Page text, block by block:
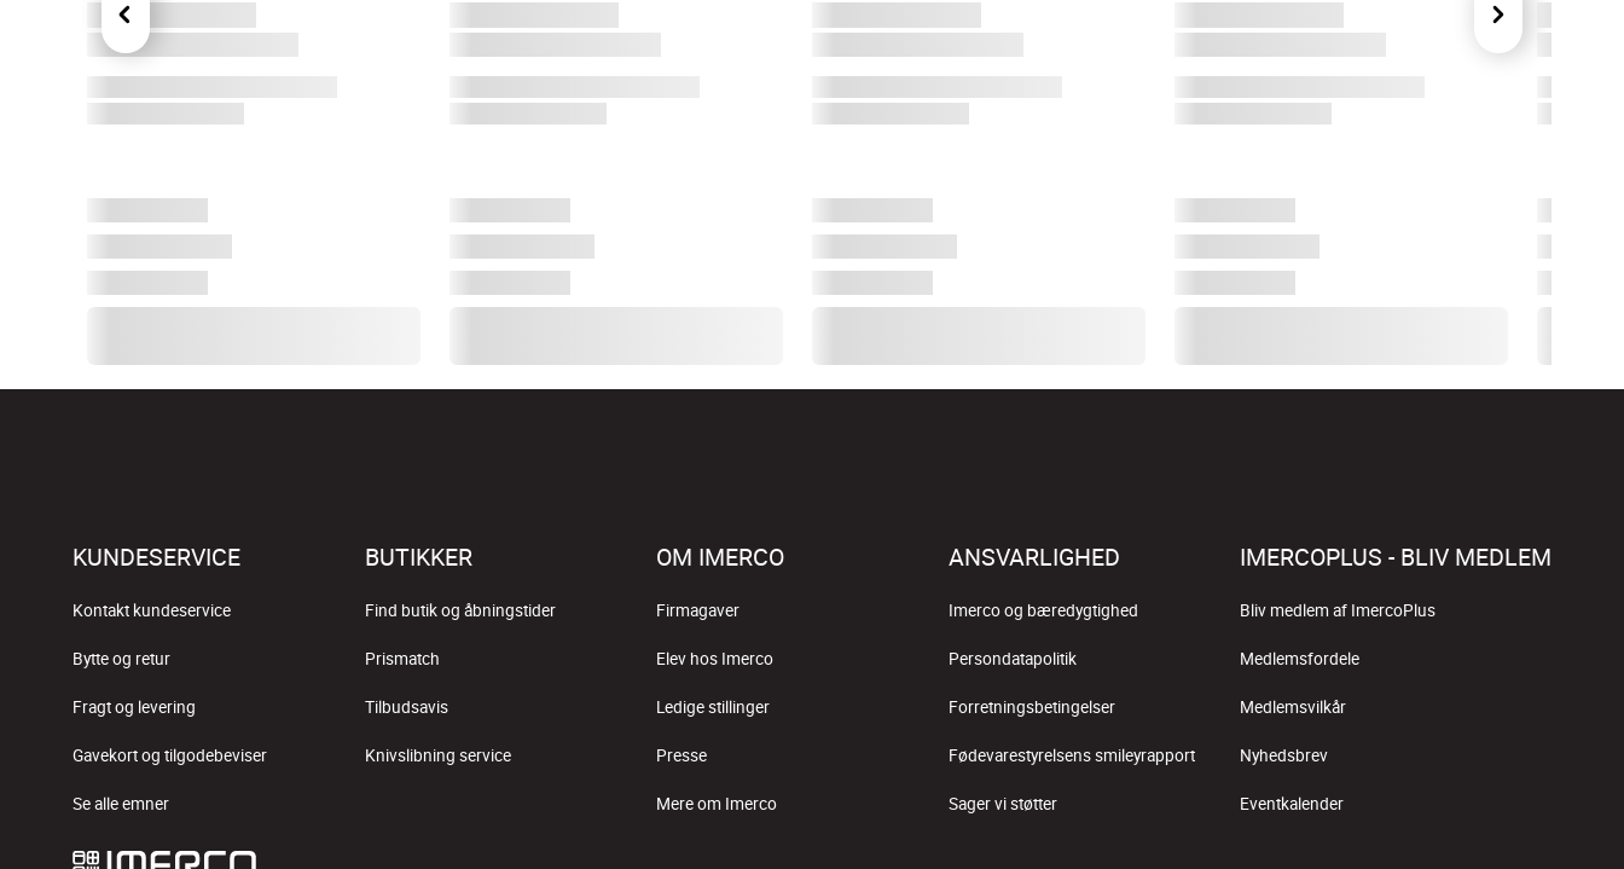
KUNDESERVICE
Kontakt kundeservice
Bytte og retur
Fragt og levering
Gavekort og tilgodebeviser
Se alle emner
BUTIKKER
Find butik og åbningstider
Prismatch
Tilbudsavis
Knivslibning service
OM IMERCO
Firmagaver
Elev hos Imerco
Ledige stillinger
Presse
Mere om Imerco
ANSVARLIGHED
Imerco og bæredygtighed
Persondatapolitik
Forretningsbetingelser
Fødevarestyrelsens smileyrapport
Sager vi støtter
IMERCOPLUS - BLIV MEDLEM
Bliv medlem af ImercoPlus
Medlemsfordele
Medlemsvilkår
Nyhedsbrev
Eventkalender